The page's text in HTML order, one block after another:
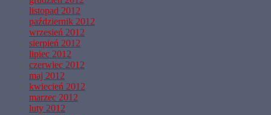
listopad 2012
październik 2012
wrzesień 2012
sierpień 2012
lipiec 2012
czerwiec 2012
maj 2012
kwiecień 2012
marzec 2012
luty 2012